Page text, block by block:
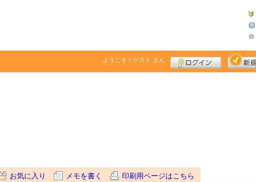
ようこそ！ ゲスト さん
お気に入り メモを書く 印刷用ページはこちら